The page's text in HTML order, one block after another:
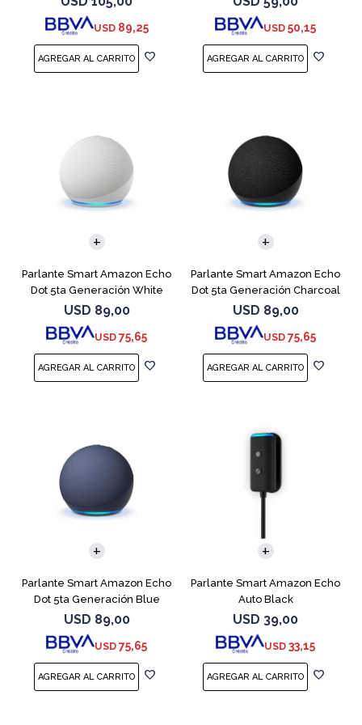
USD 89,25 USD 50,15
Parlante Smart Amazon Echo
Dot 5ta Generación White
USD 89,00
USD 75,65
Parlante Smart Amazon Echo
Dot 5ta Generación Charcoal
USD 89,00
USD 75,65
Parlante Smart Amazon Echo
Dot 5ta Generación Blue
USD 89,00
USD 75,65
Parlante Smart Amazon Echo
Auto Black
USD 39,00
USD 33,15